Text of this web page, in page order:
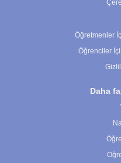
Öğretmenler
Öğrenciler
Daha